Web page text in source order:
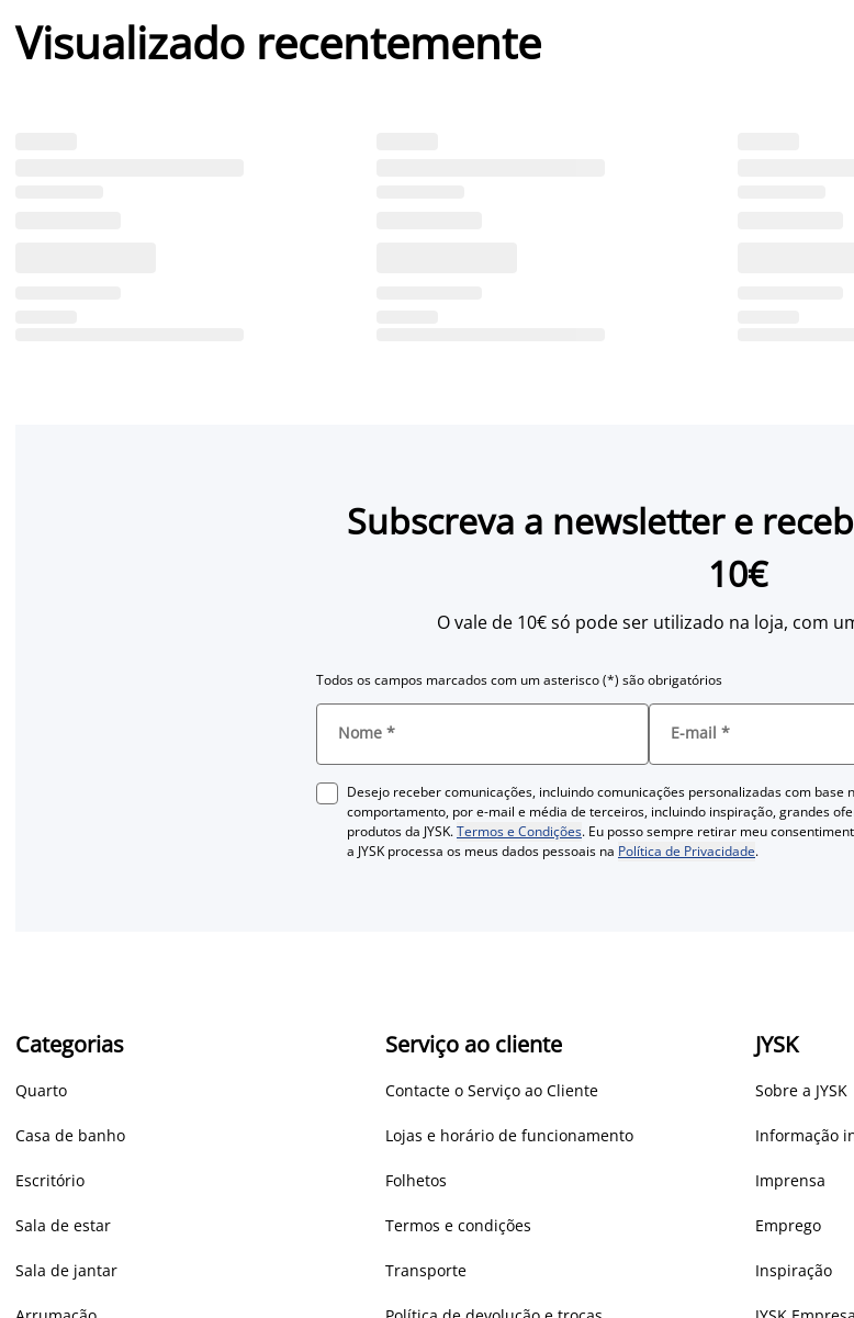
Visualizado recentemente
Subscreva a newsletter e
10€
O vale de 10€ só pode ser utilizado na loja, com
Todos os campos marcados com um asterisco (*) são obrigatórios
Nome * E-mail *
Desejo receber comunicações, incluindo comunicações personalizadas com base
comportamento, por e-mail e média de terceiros, incluindo inspiração, grandes
produtos da JYSK.Termos e Condições. Eu posso sempre retirar meu
a JYSK processa os meus dados pessoais na Política de Privacidade.
Categorias
Quarto
Casa de banho
Escritório
Sala de estar
Sala de jantar
Serviço ao cliente
Contacte o Serviço ao Cliente
Lojas e horário de funcionamento
Folhetos
Termos e condições
Transporte
JYSK
Sobre a JYSK
Informação
Imprensa
Emprego
Inspiração